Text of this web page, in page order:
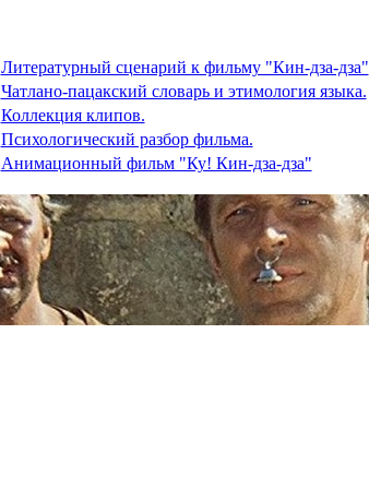
Литературный сценарий к фильму "Кин-дза-дза"
Чатлано-пацакский словарь и этимология языка.
Коллекция клипов.
Психологический разбор фильма.
Анимационный фильм "Ку! Кин-дза-дза"